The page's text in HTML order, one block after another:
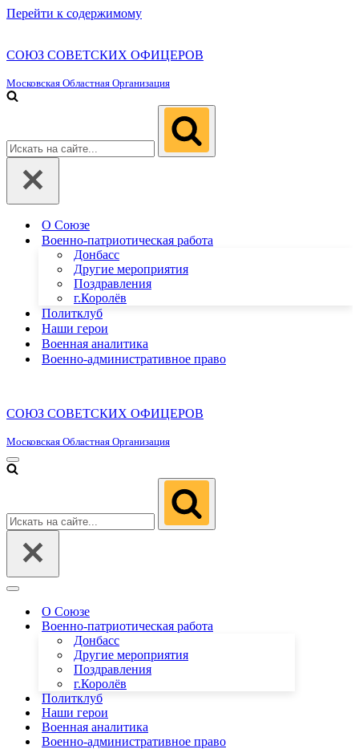
Перейти к содержимому
СОЮЗ СОВЕТСКИХ ОФИЦЕРОВ
Московская Областная Организация
О Союзе
Военно-патриотическая работа
Донбасс
Другие мероприятия
Поздравления
г.Королёв
Политклуб
Наши герои
Военная аналитика
Военно-административное право
СОЮЗ СОВЕТСКИХ ОФИЦЕРОВ
Московская Областная Организация
Меню
навигации
Меню
навигацииО Союзе
Военно-патриотическая работа
Донбасс
Другие мероприятия
Поздравления
г.Королёв
Политклуб
Наши герои
Военная аналитика
Военно-административное право